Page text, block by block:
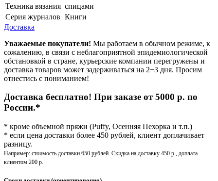
Техника вязания спицами
Серия журналов Книги
Доставка
Уважаемые покупатели! Мы работаем в обычном режиме, к
сожалению, в связи с неблагоприятной эпидемиологической
обстановкой в стране, курьерские компании перегружены и
доставка товаров может задерживаться на 2−3 дня. Просим
отнестись с пониманием!
Доставка бесплатно! При заказе от 5000 р. по
России.*
* кроме объемной пряжи (Puffy, Осенняя Пехорка и т.п.)
* если цена доставки более 450 рублей, клиент доплачивает
разницу.
Например: стоимость доставки 650 рублей. Скидка на доставку 450 р., доплата
клиентом 200 р.